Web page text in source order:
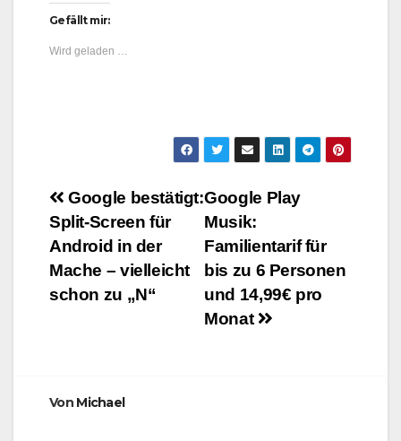
Gefällt mir:
Wird geladen …
Beitragsnavigation
Google Play
Musik:
Familientarif für
bis zu 6 Personen
und 14,99€ pro
Monat
Google bestätigt:
Split-Screen für
Android in der
Mache – vielleicht
schon zu „N“
Von Michael